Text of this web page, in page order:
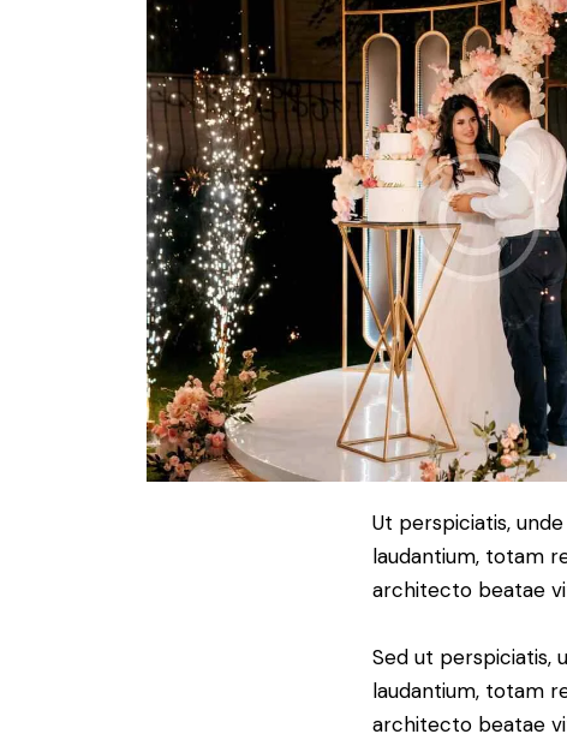
Ut perspiciatis,
laudantium, totam
architecto beatae
Sed ut perspiciatis,
laudantium, totam
architecto beatae